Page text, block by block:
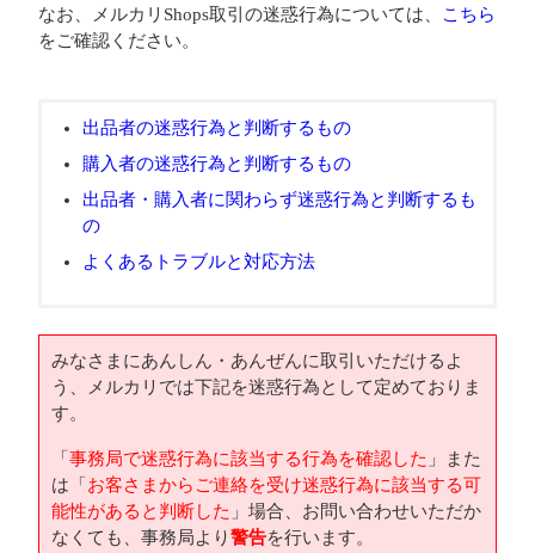
なお、メルカリShops取引の迷惑行為については、
こちら
をご確認ください。
出品者の迷惑行為と判断するもの
購入者の迷惑行為と判断するもの
出品者・購入者に関わらず迷惑行為と判断するも
の
よくあるトラブルと対応方法
みなさまにあんしん・あんぜんに取引いただけるよ
う、メルカリでは下記を迷惑行為として定めておりま
す。
「 事務局で迷惑行為に該当する行為を確認した 」また
は「 お客さまからご連絡を受け迷惑行為に該当する可
能性があると判断した 」場合、お問い合わせいただか
なくても、事務局より警告を行います。